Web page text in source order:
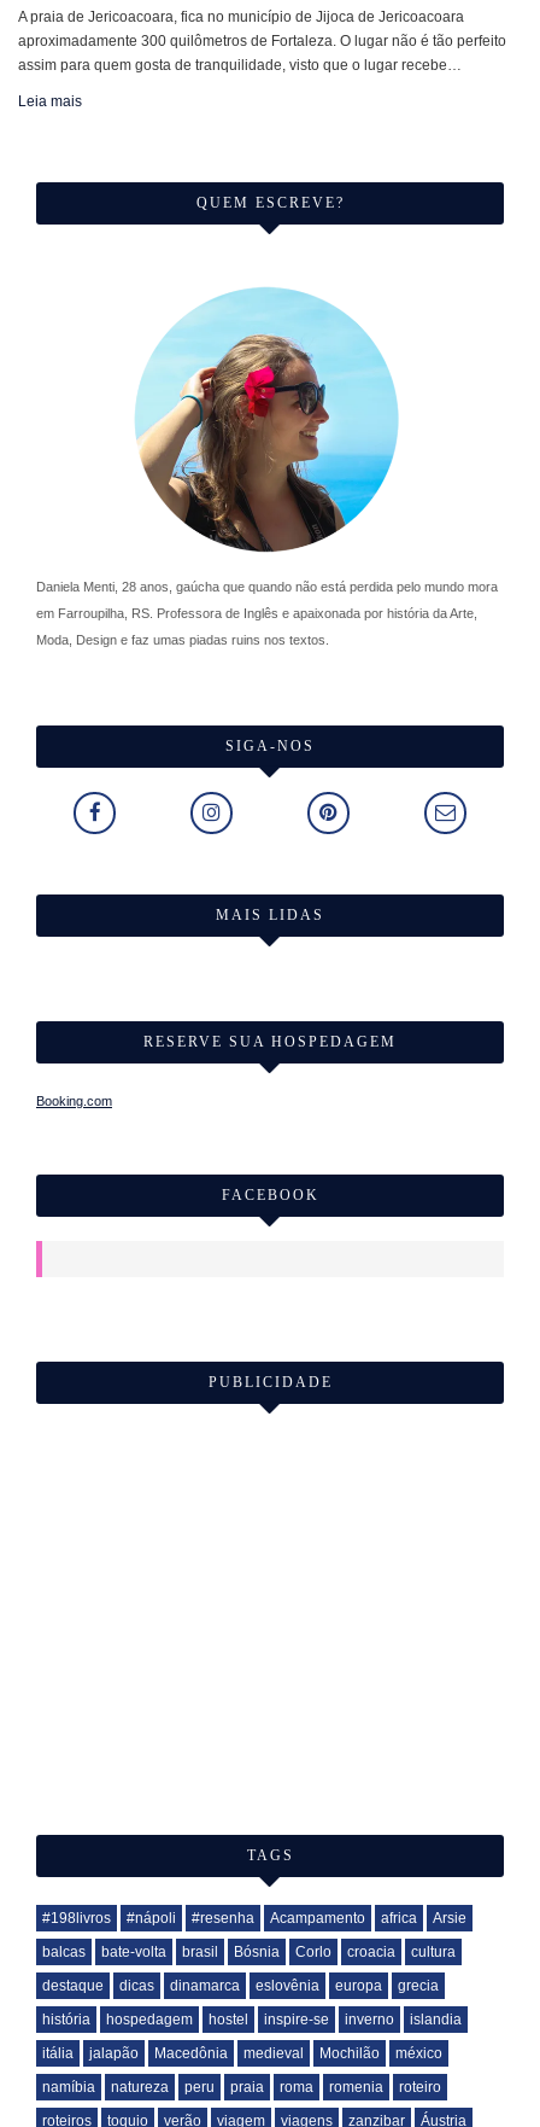
A praia de Jericoacoara, fica no município de Jijoca de Jericoacoara
aproximadamente 300 quilômetros de Fortaleza. O lugar não é tão perfeito
assim para quem gosta de tranquilidade, visto que o lugar recebe…
Leia mais
QUEM ESCREVE?
Daniela Menti, 28 anos, gaúcha que quando não está perdida pelo mundo mora
em Farroupilha, RS. Professora de Inglês e apaixonada por história da Arte,
Moda, Design e faz umas piadas ruins nos textos.
SIGA-NOS
MAIS LIDAS
RESERVE SUA HOSPEDAGEM
Booking.com
FACEBOOK
PUBLICIDADE
TAGS
#198livros #nápoli #resenha Acampamento africa
Arsie
balcas
bate-volta brasil Bósnia Corlo croacia
cultura
destaque
dicas dinamarca eslovênia europa
grecia
história
hospedagem hostel inspire-se inverno
islandia
itália
jalapão Macedônia medieval Mochilão
méxico
namíbia
natureza peru praia roma romenia
roteiro
roteiros
toquio verão viagem viagens zanzibar Áustria